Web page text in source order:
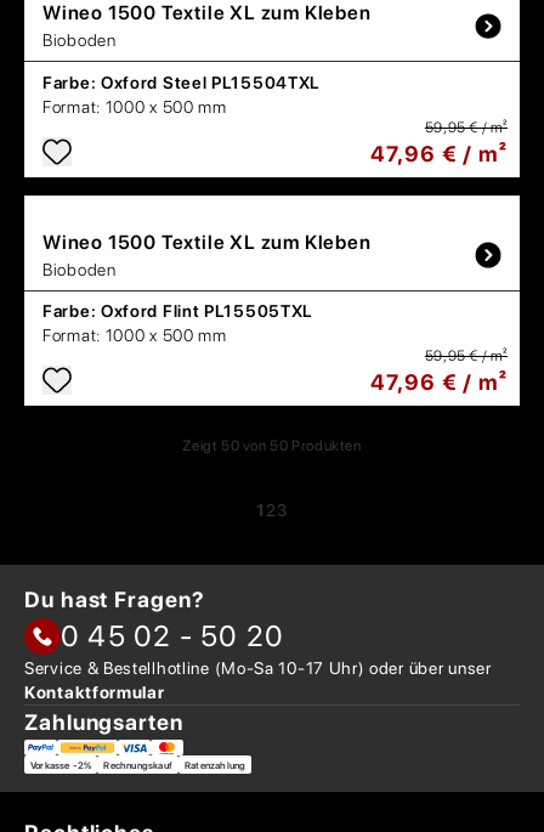
Wineo 1500 Textile XL zum Kleben
Bioboden
Farbe: Oxford Steel PL15504TXL
Format: 1000 x 500 mm
59,95 € / m²
47,96 € / m²
Wineo 1500 Textile XL zum Kleben
Bioboden
Farbe: Oxford Flint PL15505TXL
Format: 1000 x 500 mm
59,95 € / m²
47,96 € / m²
Zeigt 50 von 50 Produkten
1 23
Du hast Fragen?
0 45 02 - 50 20
Service & Bestellhotline (Mo-Sa 10-17 Uhr) oder überunser
Kontaktformular
Zahlungsarten
Vorkasse -2% Rechnungskauf Ratenzahlung